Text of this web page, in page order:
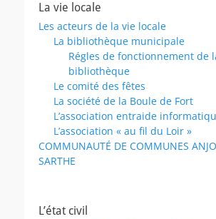
La vie locale
Les acteurs de la vie locale
La bibliothèque municipale
Régles de fonctionnement de
bibliothèque
Le comité des fêtes
La société de la Boule de Fort
L’association entraide
L’association « au fil du Loir »
COMMUNAUTÉ DE COMMUNES
SARTHE
L’état civil